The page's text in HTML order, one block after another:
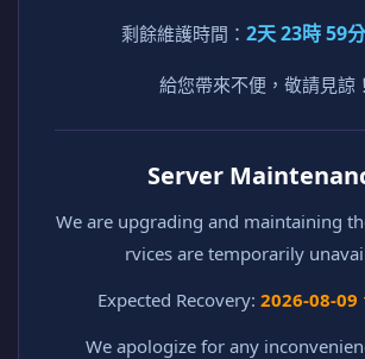
剩餘維護時間： 2天 23時 59
給您帶來不便，敬請見諒！
Server
We are upgrading and maintaining
rvices are temporarily
Expected Recovery: 2026-08-09
We apologize for any